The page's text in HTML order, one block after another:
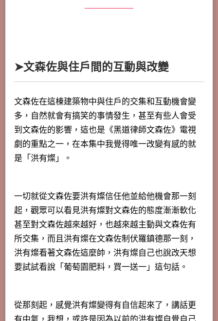
➤文森佐與住戶間的互動與改變
文森佐在這棟建築物中與住戶的交集和互動機會變
多，自然就會有搞笑的事情發生，甚至有些人會受
到文森佐的影響，這也是《黑道律師文森佐》電視
劇的重點之一，在本集中我覺得唯一改變有感的就
是「洪有燦」。
一切就從文森佐要洪有燦信任他並給他機會那一刻
起，觀眾可以看見洪有燦對文森佐的態度漸漸軟化
甚至對文森佐越來越好，也越來越主動與文森佐有
所交集，而且洪有燦在文森佐制伏羅鎮德那一刻，
洪有燦看著文森佐這麼帥，洪有燦自己也說改天想
要試試看說「葡萄園肥料，買一送一」這句話。
從那刻起，感覺洪有燦變得有自信起來了，講話更